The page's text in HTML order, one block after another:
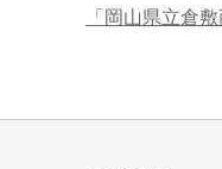
「岡山県立倉